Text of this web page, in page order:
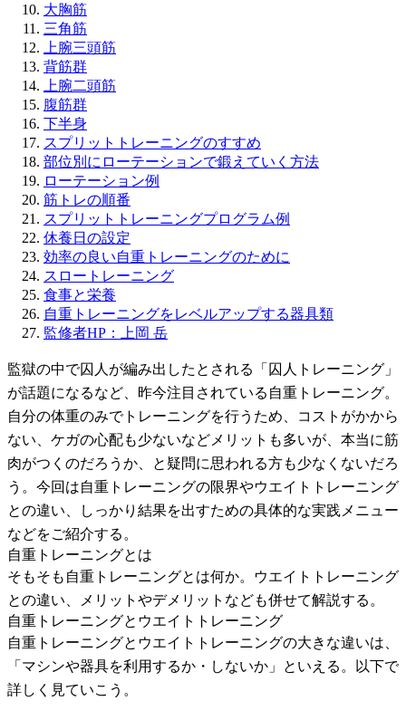
大胸筋
三角筋
上腕三頭筋
背筋群
上腕二頭筋
腹筋群
下半身
スプリットトレーニングのすすめ
部位別にローテーションで鍛えていく方法
ローテーション例
筋トレの順番
スプリットトレーニングプログラム例
休養日の設定
効率の良い自重トレーニングのために
スロートレーニング
食事と栄養
自重トレーニングをレベルアップする器具類
監修者HP：上岡 岳
監獄の中で囚人が編み出したとされる「囚人トレーニング」
が話題になるなど、昨今注目されている自重トレーニング。
自分の体重のみでトレーニングを行うため、コストがかから
ない、ケガの心配も少ないなどメリットも多いが、本当に筋
肉がつくのだろうか、と疑問に思われる方も少なくないだろ
う。今回は自重トレーニングの限界やウエイトトレーニング
との違い、しっかり結果を出すための具体的な実践メニュー
などをご紹介する。
自重トレーニングとは
そもそも自重トレーニングとは何か。ウエイトトレーニング
との違い、メリットやデメリットなども併せて解説する。
自重トレーニングとウエイトトレーニング
自重トレーニングとウエイトトレーニングの大きな違いは、
「マシンや器具を利用するか・しないか」といえる。以下で
詳しく見ていこう。